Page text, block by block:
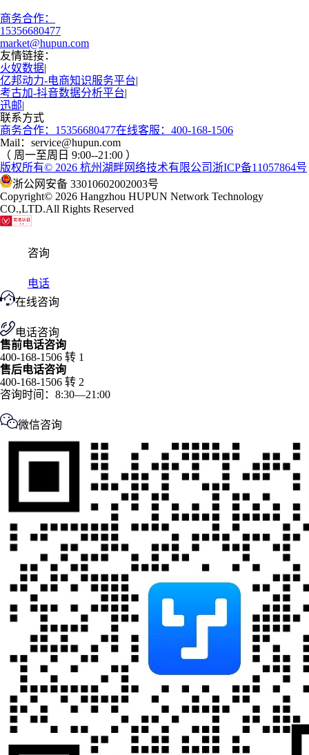
商务合作：
15356680477
market@hupun.com
友情链接：
火奴数据|
亿邦动力-电商知识服务平台|
考古加-抖音数据分析平台|
迅邮|
联系方式
商务合作：15356680477在线客服：400-168-1506
Mail：service@hupun.com
（ 周一至周日 9:00--21:00 ）
版权所有© 2026 杭州湖畔网络技术有限公司 浙ICP备11057864号
浙公网安备 33010602002003号
Copyright© 2026 Hangzhou HUPUN Network Technology
CO.,LTD.All Rights Reserved
咨询
电话
在线咨询
电话咨询
售前电话咨询
400-168-1506 转 1
售后电话咨询
400-168-1506 转 2
咨询时间：8:30—21:00
微信咨询